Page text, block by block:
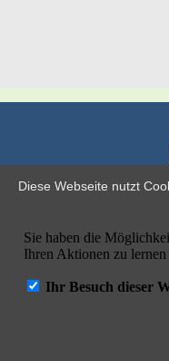
Diese Webseite nutzt